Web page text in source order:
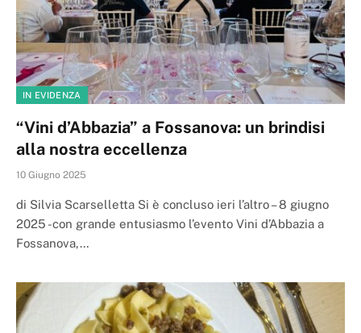
IN EVIDENZA
“Vini d’Abbazia” a Fossanova: un brindisi
alla nostra eccellenza
10 Giugno 2025
di Silvia Scarselletta Si è concluso ieri l’altro – 8 giugno
2025 -con grande entusiasmo l’evento Vini d’Abbazia a
Fossanova,…